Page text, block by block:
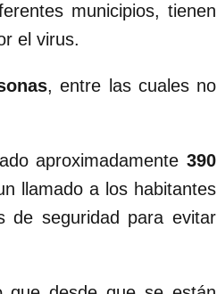
municipios, tienen
el virus.
, entre las cuales no
aproximadamente 390
llamado a los habitantes
de seguridad para evitar